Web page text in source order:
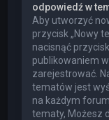
odpowiedź w
Aby utworzyć
przycisk „Nowy
nacisnąć
publikowaniem
zarejestrować.
tematów jest
na każdym
tematy, Możesz